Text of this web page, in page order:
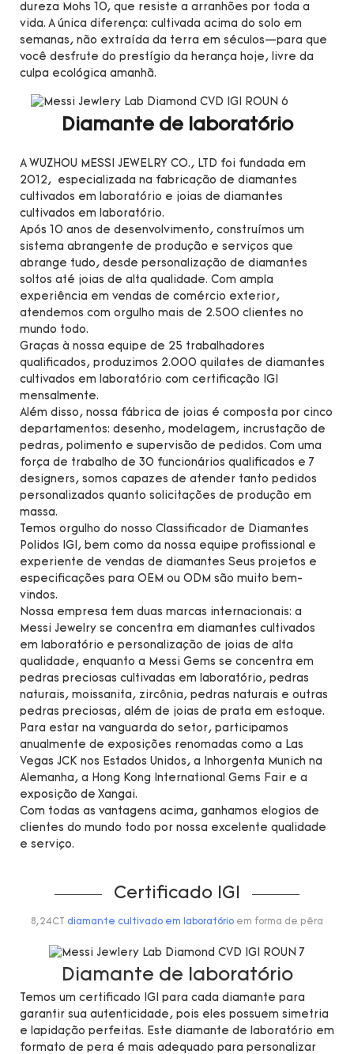
dureza Mohs 10, que resiste a arranhões por toda a
vida. A única diferença: cultivada acima do solo em
semanas, não extraída da terra em séculos—para que
você desfrute do prestígio da herança hoje, livre da
culpa ecológica amanhã.
Diamante de laboratório
A WUZHOU MESSI JEWELRY CO., LTD foi fundada em
2012, especializada na fabricação de diamantes
cultivados em laboratório e joias de diamantes
cultivados em laboratório.
Após 10 anos de desenvolvimento, construímos um
sistema abrangente de produção e serviços que
abrange tudo, desde personalização de diamantes
soltos até joias de alta qualidade. Com ampla
experiência em vendas de comércio exterior,
atendemos com orgulho mais de 2.500 clientes no
mundo todo.
Graças à nossa equipe de 25 trabalhadores
qualificados, produzimos 2.000 quilates de diamantes
cultivados em laboratório com certificação IGI
mensalmente.
Além disso, nossa fábrica de joias é composta por cinco
departamentos: desenho, modelagem, incrustação de
pedras, polimento e supervisão de pedidos. Com uma
força de trabalho de 30 funcionários qualificados e 7
designers, somos capazes de atender tanto pedidos
personalizados quanto solicitações de produção em
massa.
Temos orgulho do nosso Classificador de Diamantes
Polidos IGI, bem como da nossa equipe profissional e
experiente de vendas de diamantes Seus projetos e
especificações para OEM ou ODM são muito bem-
vindos.
Nossa empresa tem duas marcas internacionais: a
Messi Jewelry se concentra em diamantes cultivados
em laboratório e personalização de joias de alta
qualidade, enquanto a Messi Gems se concentra em
pedras preciosas cultivadas em laboratório, pedras
naturais, moissanita, zircônia, pedras naturais e outras
pedras preciosas, além de joias de prata em estoque.
Para estar na vanguarda do setor, participamos
anualmente de exposições renomadas como a Las
Vegas JCK nos Estados Unidos, a Inhorgenta Munich na
Alemanha, a Hong Kong International Gems Fair e a
exposição de Xangai.
Com todas as vantagens acima, ganhamos elogios de
clientes do mundo todo por nossa excelente qualidade
e serviço.
Certificado IGI
8,24CT diamante cultivado em laboratório em forma de pêra
Diamante de laboratório
Temos um certificado IGI para cada diamante para
garantir sua autenticidade, pois eles possuem simetria
e lapidação perfeitas. Este diamante de laboratório em
formato de pera é mais adequado para personalizar